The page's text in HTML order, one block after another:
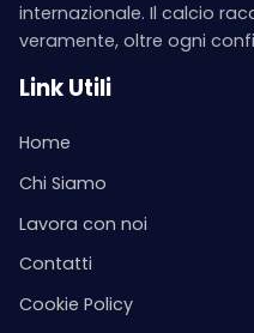
internazionale. Il calcio
veramente, oltre ogni
Link Utili
Home
Chi Siamo
Lavora con noi
Contatti
Cookie Policy